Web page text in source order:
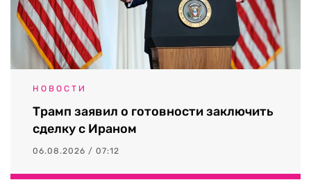
НОВОСТИ
Трамп заявил о готовности заключить
сделку с Ираном
06.08.2026 / 07:12